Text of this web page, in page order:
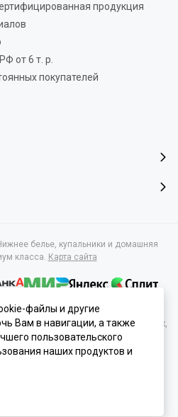
продукция
от 6 т. р.
покупателей
белье, купальники и домашняя
класса. Карта сайта
касающаяся характеристик,
информационный характер и ни при
публичной офертой, определяемой
Гражданского кодекса РФ.
файлы и другие
Вам в навигации, а также
пользовательского
наших продуктов и